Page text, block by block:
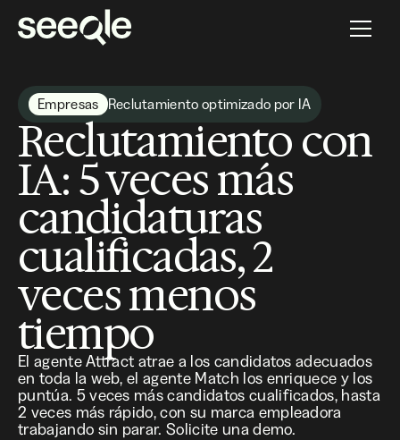
Empresas Reclutamiento optimizado por IA
Reclutamiento con
IA: 5 veces más
candidaturas
cualificadas, 2
veces menos
tiempo
El agente Attract atrae a los candidatos adecuados
en toda la web, el agente Match los enriquece y los
puntúa. 5 veces más candidatos cualificados, hasta
2 veces más rápido, con su marca empleadora
trabajando sin parar. Solicite una demo.